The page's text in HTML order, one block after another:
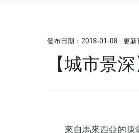
發布日期：2018-01-08 更新
【城市景
來自馬來西亞的陳愛